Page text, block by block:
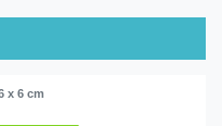
x 6 cm